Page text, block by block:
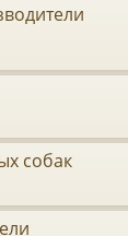
собак